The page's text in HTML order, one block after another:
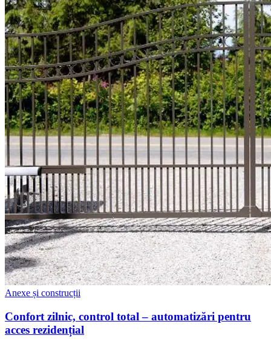
Anexe și construcții
Confort zilnic, control total – automatizări pentru
acces rezidențial